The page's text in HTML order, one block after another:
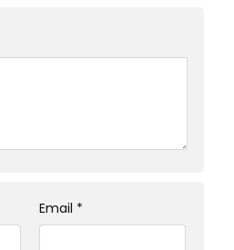
Email *